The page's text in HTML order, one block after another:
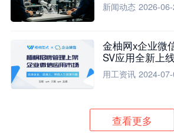
新闻动态 2026-
金柚网x企业微
SV应用全新上
流程全面升级
用工资讯 2024-
查看更多